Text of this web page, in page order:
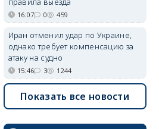
16:07 0 459
Иран отменил удар по Украине,
однако требует компенсацию за
атаку на судно
15:46 3 1244
Показать все новости